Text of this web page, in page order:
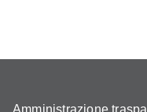
Amministrazione